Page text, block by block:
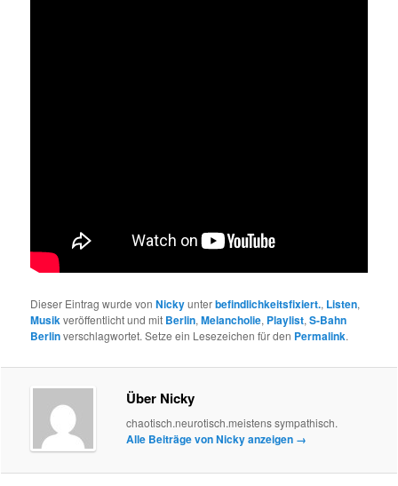
Dieser Eintrag wurde vonNickyunterbefindlichkeitsfixiert., Listen,
Musikveröffentlicht und mit Berlin,Melancholie, Playlist,S-Bahn
Berlinverschlagwortet. Setze ein Lesezeichen für den Permalink.
Über Nicky
chaotisch.neurotisch.meistens sympathisch.
Alle Beiträge von Nicky anzeigen →